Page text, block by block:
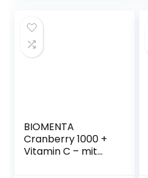
BIOMENTA
Cranberry 1000 +
Vitamin C – mit